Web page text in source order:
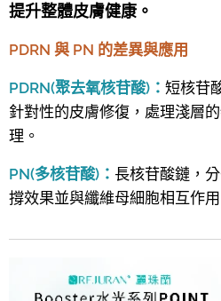
提升整體皮膚健康。
PDRN 與 PN 的差異與應用
PDRN(聚去氧核苷酸)： 短核苷
針對性的皮膚修復，處理淺層
理。
PN(多核苷酸)： 長核苷酸鏈，
撐效果並與纖維母細胞相互作